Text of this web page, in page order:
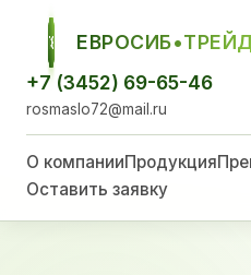
ЕСТ
+7 (3452) 69-65-46
rosmaslo72@mail.ru
О компанииПродукция
Оставить заявку